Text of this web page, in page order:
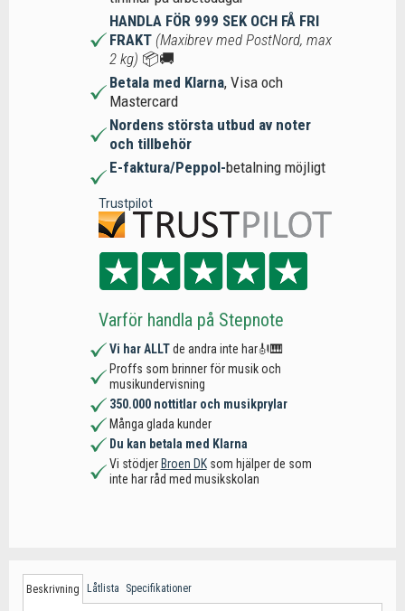
HANDLA FÖR 999 SEK OCH FÅ FRI
FRAKT (Maxibrev med PostNord, max
2 kg) 📦🚚
Betala med Klarna, Visa och
Mastercard
Nordens största utbud av noter
och tillbehör
E-faktura/Peppol-betalning möjligt
Trustpilot
Varför handla på Stepnote
Vi har ALLTde andra inte har🎻🎹
Proffs som brinner för musik och
musikundervisning
350.000 nottitlar och musikprylar
Många glada kunder
Du kan betala med Klarna
Vi stödjer Broen DKsom hjälper de som
inte har råd med musikskolan
Beskrivning Låtlista Specifikationer